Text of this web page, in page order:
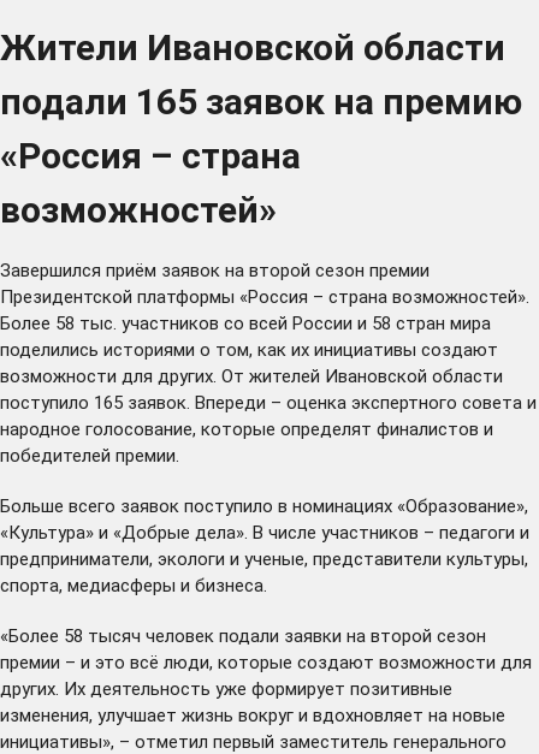
Жители Ивановской области
подали 165 заявок на премию
«Россия – страна
возможностей»
Завершился приём заявок на второй сезон премии
Президентской платформы «Россия – страна возможностей»
Более 58 тыс. участников со всей России и 58 стран мира
поделились историями о том, как их инициативы создают
возможности для других. От жителей Ивановской области
поступило 165 заявок. Впереди – оценка экспертного совета и
народное голосование, которые определят финалистов и
победителей премии.
Больше всего заявок поступило в номинациях «Образование»,
«Культура» и «Добрые дела». В числе участников – педагоги и
предприниматели, экологи и ученые, представители культуры,
спорта, медиасферы и бизнеса.
«Более 58 тысяч человек подали заявки на второй сезон
премии – и это всё люди, которые создают возможности для
других. Их деятельность уже формирует позитивные
изменения, улучшает жизнь вокруг и вдохновляет на новые
инициативы», – отметил первый заместитель генерального